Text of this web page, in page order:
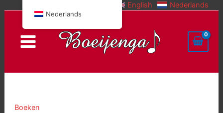
inhoud
English Nederlands
Boeken
Nederlands